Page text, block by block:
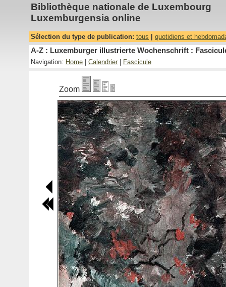
Bibliothèque nationale de Luxembourg
Luxemburgensia online
Sélection du type de publication: tous quotidiens et
A-Z : Luxemburger illustrierte Wochenschrift :
Navigation: Home Calendrier Fascicule
Zoom